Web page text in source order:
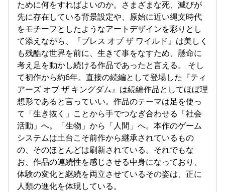
ために何をすればよいのか。さまざまな死、滅びが
先に存在している背景設定や、原始に近い縄文時代
をモチーフとしたようなアートデザインを彩りとし
て添えながら、『ブレス オブ ザ ワイルド』は美しく
も残酷な世界を前に、生きて事をなすため、懸命に
考え足を動かし続ける作品であったと言える。 そし
て初作から約6年。直接の続編として登場した『ティ
アーズ オブ ザ キングダム』は続編作品としてほぼ理
想形であると言っていい。作品のテーマは足を使っ
て「生き抜く」ことから手でつなぎ合わせる「社会
活動」へ。「生物」から「人間」へ。本作のゲーム
システムは土台こそ前作から継承されているもの
の、そのほとんどは刷新されている。それでもな
お、作品の連続性を感じさせる中身になっており、
体験の変化と継続を両立させているその姿は、正に
人類の進化を体現している。